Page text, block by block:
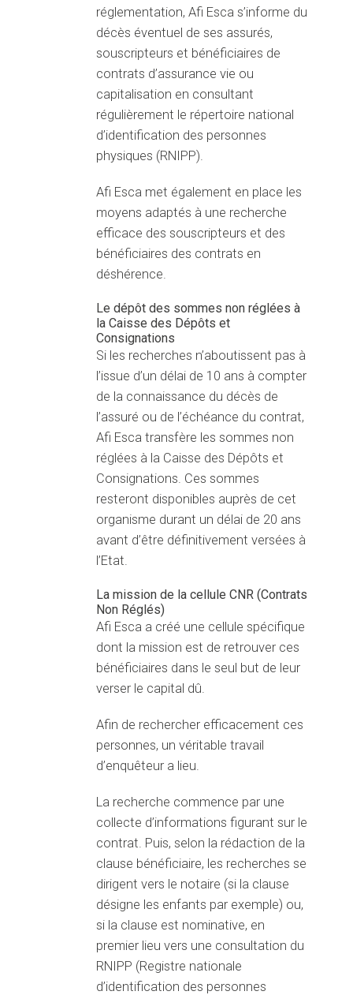
réglementation, Afi Esca s’informe du
décès éventuel de ses assurés,
souscripteurs et bénéficiaires de
contrats d’assurance vie ou
capitalisation en consultant
régulièrement le répertoire national
d’identification des personnes
physiques (RNIPP).
Afi Esca met également en place les
moyens adaptés à une recherche
efficace des souscripteurs et des
bénéficiaires des contrats en
déshérence.
Le dépôt des sommes non réglées à
la Caisse des Dépôts et
Consignations
Si les recherches n’aboutissent pas à
l’issue d’un délai de 10 ans à compter
de la connaissance du décès de
l’assuré ou de l’échéance du contrat,
Afi Esca transfère les sommes non
réglées à la Caisse des Dépôts et
Consignations. Ces sommes
resteront disponibles auprès de cet
organisme durant un délai de 20 ans
avant d’être définitivement versées à
l’Etat.
La mission de la cellule CNR (Contrats
Non Réglés)
Afi Esca a créé une cellule spécifique
dont la mission est de retrouver ces
bénéficiaires dans le seul but de leur
verser le capital dû.
Afin de rechercher efficacement ces
personnes, un véritable travail
d’enquêteur a lieu.
La recherche commence par une
collecte d’informations figurant sur le
contrat. Puis, selon la rédaction de la
clause bénéficiaire, les recherches se
dirigent vers le notaire (si la clause
désigne les enfants par exemple) ou,
si la clause est nominative, en
premier lieu vers une consultation du
RNIPP (Registre nationale
d’identification des personnes